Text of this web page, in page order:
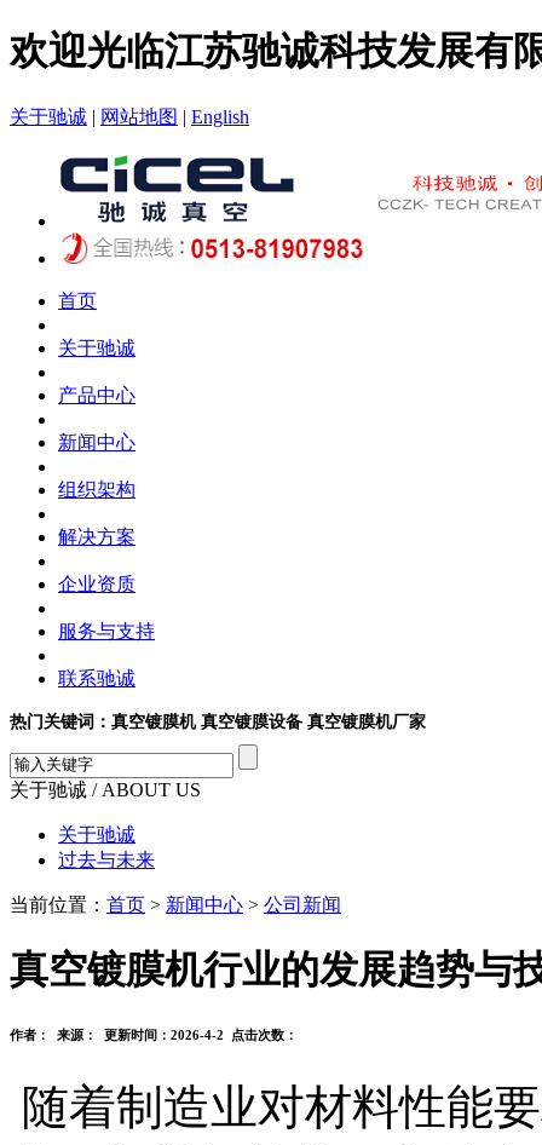
欢迎光临江苏驰诚科技发展有
关于驰诚 | 网站地图 | English
首页
关于驰诚
产品中心
新闻中心
组织架构
解决方案
企业资质
服务与支持
联系驰诚
热门关键词：真空镀膜机 真空镀膜设备 真空镀膜机厂家
关于驰诚 / ABOUT US
关于驰诚
过去与未来
当前位置： 首页 > 新闻中心 > 公司新闻
真空镀膜机行业的发展趋势与
作者： 来源： 更新时间：2026-4-2 点击次数：
随着制造业对材料性能